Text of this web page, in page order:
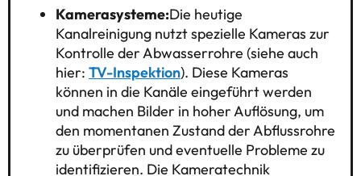
Kamerasysteme:Die heutige
Kanalreinigung nutzt spezielle Kameras zur
Kontrolle der Abwasserrohre (siehe auch
hier: TV-Inspektion). Diese Kameras
können in die Kanäle eingeführt werden
und machen Bilder in hoher Auflösung, um
den momentanen Zustand der Abflussrohre
zu überprüfen und eventuelle Probleme zu
identifizieren. Die Kameratechnik